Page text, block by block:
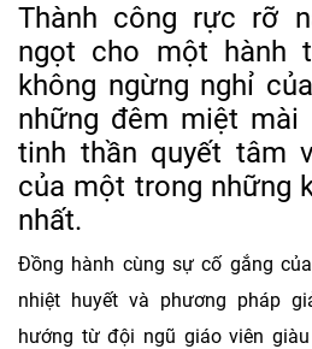
Thành công rực rỡ
ngọt cho một hành
không ngừng nghỉ
những đêm miệt mài
tinh thần quyết tâm
của một trong những
nhất.
Đồng hành cùng sự cố gắng
nhiệt huyết và phương pháp
hướng từ đội ngũ giáo viên